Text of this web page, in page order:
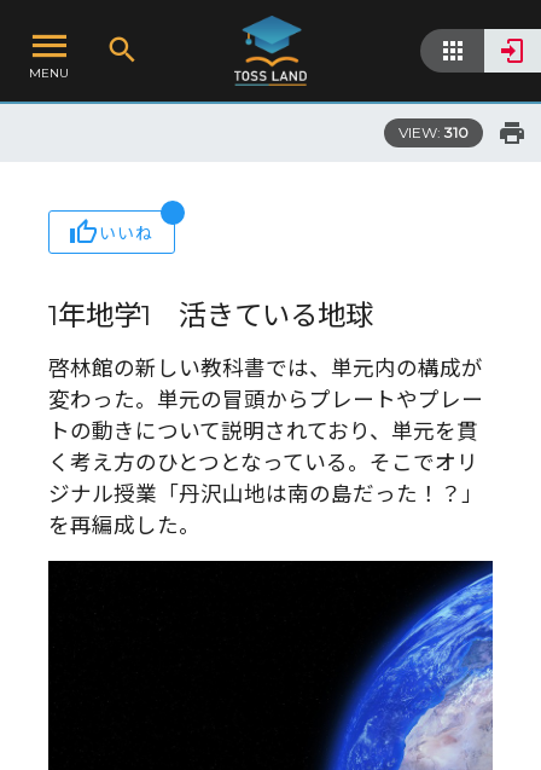
MENU
VIEW: 310
いいね
1年地学1 活きている地球
啓林館の新しい教科書では、単元内の構成が
変わった。単元の冒頭からプレートやプレー
トの動きについて説明されており、単元を貫
く考え方のひとつとなっている。そこでオリ
ジナル授業「丹沢山地は南の島だった！？」
を再編成した。